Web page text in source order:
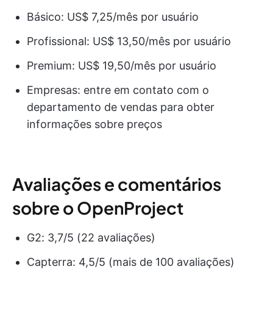
Básico: US$ 7,25/mês por usuário
Profissional: US$ 13,50/mês por usuário
Premium: US$ 19,50/mês por usuário
Empresas: entre em contato com o
departamento de vendas para obter
informações sobre preços
Avaliações e comentários
sobre o OpenProject
G2: 3,7/5 (22 avaliações)
Capterra: 4,5/5 (mais de 100 avaliações)